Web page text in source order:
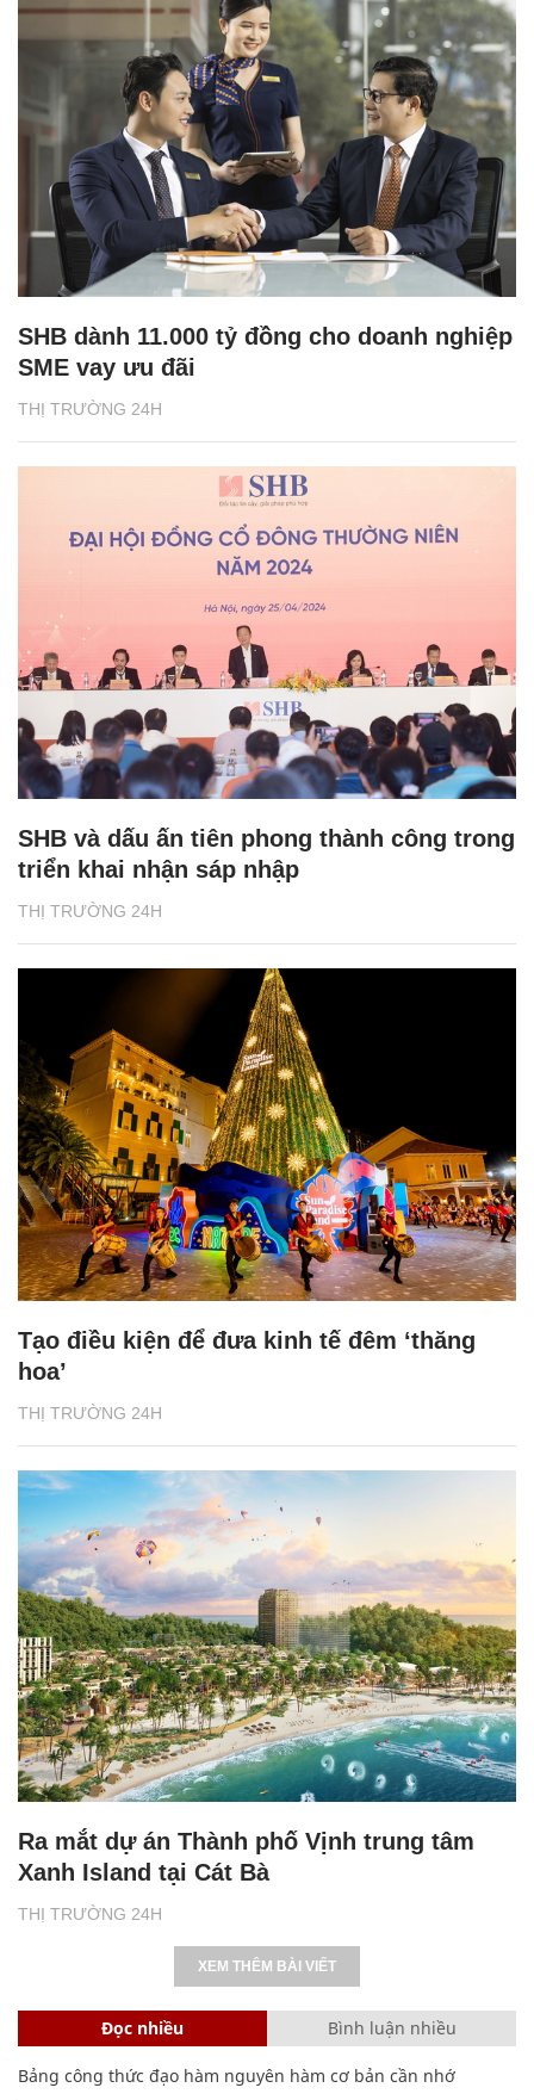
THỊ TRƯỜNG 24H
SHB dành 11.000 tỷ đồng cho doanh nghiệp
SME vay ưu đãi
THỊ TRƯỜNG 24H
SHB và dấu ấn tiên phong thành công trong
triển khai nhận sáp nhập
THỊ TRƯỜNG 24H
Tạo điều kiện để đưa kinh tế đêm ‘thăng
hoa’
THỊ TRƯỜNG 24H
Ra mắt dự án Thành phố Vịnh trung tâm
Xanh Island tại Cát Bà
XEM THÊM BÀI VIẾT
Đọc nhiều Bình luận nhiều
Bảng công thức đạo hàm nguyên hàm cơ bản cần nhớ